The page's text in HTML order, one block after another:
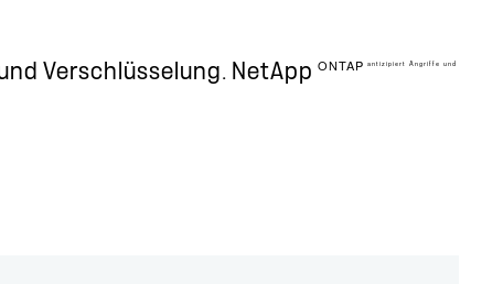
Verschlüsselung. NetApp ONTAP antizipiert Angriffe und